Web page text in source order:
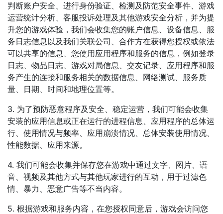
判断账户安全、进行身份验证、检测及防范安全事件、游戏
运营统计分析、客服投诉处理及其他游戏安全分析，并为提
升您的游戏体验，我们会收集您的账户信息、设备信息、服
务日志信息以及我们关联公司、合作方在获得您授权或依法
可以共享的信息、您使用应用程序和服务的信息，例如登录
日志、物品日志、游戏对局信息、交友记录、应用程序和服
务产生的连接和服务相关的数据信息、网络测试、服务质
量、日期、时间和地理位置等。
3. 为了预防恶意程序及安全、稳定运营，我们可能会收集
安装的应用信息或正在运行的进程信息、应用程序的总体运
行、使用情况与频率、应用崩溃情况、总体安装使用情况、
性能数据、应用来源。
4. 我们可能会收集并保存您在游戏中通过文字、图片、语
音、视频及其他方式与其他玩家进行的互动，用于过滤色
情、暴力、恶意广告等不当内容。
5. 根据游戏和服务内容，在您授权同意后，游戏会访问您